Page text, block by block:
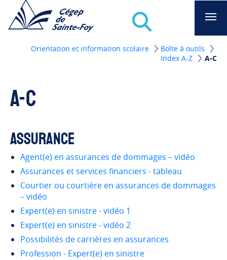
Recherche
Orientation et information scolaire
Boîte à outils
Index A-Z
A-C
A-C
Assurance
Agent(e) en assurances de dommages – vidéo
Assurances et services financiers - tableau
Courtier ou courtière en assurances de dommages
– vidéo
Expert(e) en sinistre - vidéo 1
Expert(e) en sinistre - vidéo 2
Possibilités de carrières en assurances
Profession - Expert(e) en sinistre